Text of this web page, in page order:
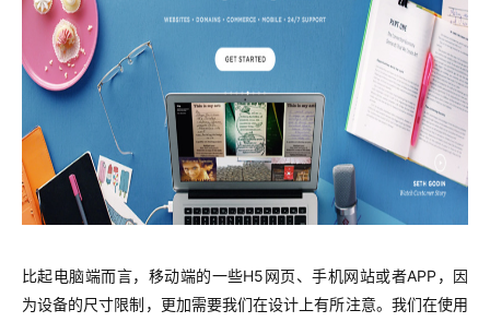
比起电脑端而言，移动端的一些H5网页、手机网站或者APP，因
为设备的尺寸限制，更加需要我们在设计上有所注意。我们在使用